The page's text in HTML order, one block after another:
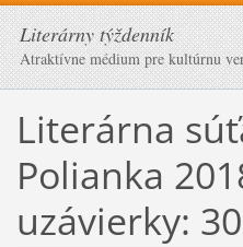
Literárny týždenník
Atraktívne médium pre kultúrnu
Literárna
Polianka
uzávierky: